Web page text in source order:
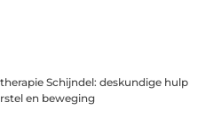
Schijndel: deskundige hulp
en beweging